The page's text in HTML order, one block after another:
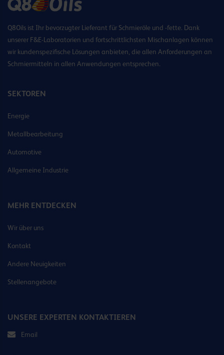
Q8Oils ist Ihr bevorzugter Lieferant für Schmieröle und -fette. Dank
unserer F&E-Laboratorien und fortschrittlichsten Mischanlagen können
wir kundenspezifische Lösungen anbieten, die allen Anforderungen an
Schmiermitteln in allen Anwendungen entsprechen.
SEKTOREN
Energie
Metallbearbeitung
Automotive
Allgemeine Industrie
MEHR ENTDECKEN
Wir über uns
Kontakt
Andere Neuigkeiten
Stellenangebote
UNSERE EXPERTEN KONTAKTIEREN
Email